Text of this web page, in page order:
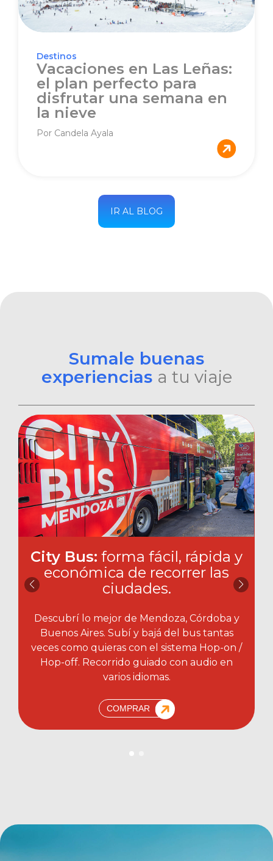
Destinos
Vacaciones en Las Leñas:
el plan perfecto para
disfrutar una semana en
la nieve
Por Candela Ayala
IR AL BLOG
Sumale buenas
experiencias a tu viaje
City Bus: forma fácil, rápida y
económica de recorrer las
ciudades.​
Descubrí lo mejor de Mendoza, Córdoba y
Buenos Aires. Subí y bajá del bus tantas
veces como quieras con el sistema Hop-on /
Hop-off. Recorrido guiado con audio en
varios idiomas.
COMPRAR